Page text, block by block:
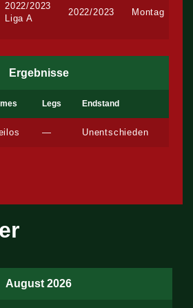
2022/2023
Liga A
2022/2023 Montag
Ergebnisse
Legs Endstand
— Unentschieden
August 2026